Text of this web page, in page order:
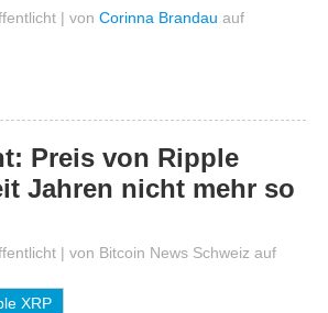
| von Corinna Brandau auf
Preis von Ripple
Jahren nicht mehr so
| von Bitcoin News Schweiz auf
XRP